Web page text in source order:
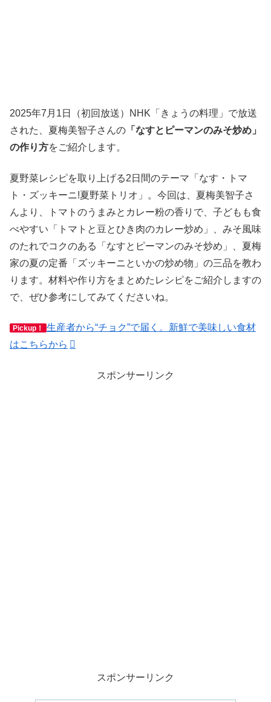
2025年7月1日（初回放送）NHK「きょうの料理」で放送
された、夏梅美智子さんの 「なすとピーマンのみそ炒め」
の作り方をご紹介します。
夏野菜レシピを取り上げる2日間のテーマ「なす・トマ
ト・ズッキーニ!夏野菜トリオ」。今回は、夏梅美智子さ
んより、トマトのうまみとカレー粉の香りで、子どもも食
べやすい「トマトと豆とひき肉のカレー炒め」、みそ風味
のたれでコクのある「なすとピーマンのみそ炒め」、夏梅
家の夏の定番「ズッキーニといかの炒め物」の三品を教わ
ります。材料や作り方をまとめたレシピをご紹介しますの
で、ぜひ参考にしてみてくださいね。
Pickup！
生産者から“チョク”で届く。新鮮で美味しい食材
はこちらから
スポンサーリンク
スポンサーリンク